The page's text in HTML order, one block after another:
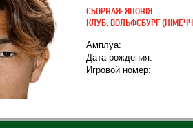
СБОРНАЯ:ЯПОНІЯ
КЛУБ:ВОЛЬФСБУРГ
Амплуа:
Дата рождения:
Игровой номер: